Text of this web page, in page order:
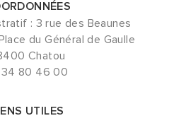
: 3 rue des Beaunes
du Général de Gaulle
Chatou
34 80 46 00
UTILES